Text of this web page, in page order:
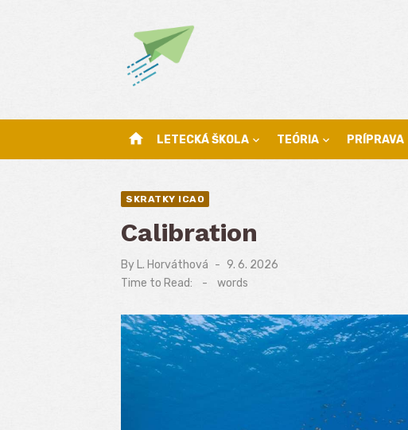
home LETECKÁ ŠKOLA TEÓRIA PRÍPRAVA
SKRATKY ICAO
Calibration
By L. Horváthová
Posted
on
9. 6. 2026
Time to Read:
- words